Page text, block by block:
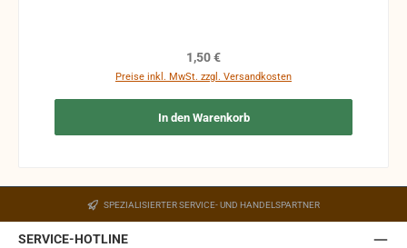
Funktion nicht mehr gewährleistet werden und die
Regulärer Preis:
1,50 €
Preise inkl. MwSt. zzgl. Versandkosten
In den Warenkorb
SPEZIALISIERTER SERVICE- UND HANDELSPARTNER
SERVICE-HOTLINE